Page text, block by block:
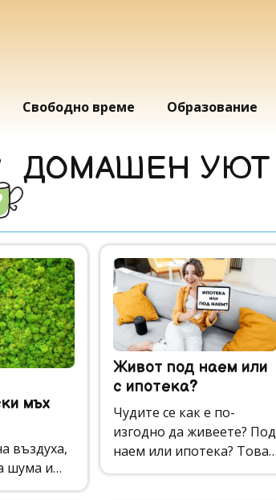
Свободно време Образование
ДОМАШЕН УЮТ
мъх
въздуха,
шума и
Живот под наем или
с ипотека?
Чудите се как е по-
изгодно да живеете? Под
наем или ипотека? Това
е въпрос, който засяга